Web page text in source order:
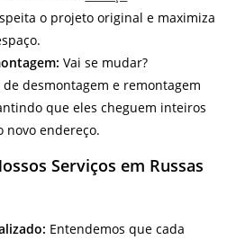
o projeto original e maximiza
Vai se mudar?
desmontagem e remontagem
que eles cheguem inteiros
novo endereço.
Serviços em Russas
Entendemos que cada